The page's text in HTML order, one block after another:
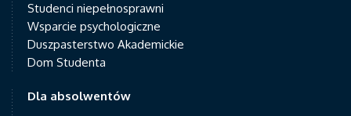
Studenci niepełnosprawni
Wsparcie psychologiczne
Duszpasterstwo Akademickie
Dom Studenta
Dla absolwentów